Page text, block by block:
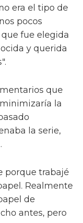
era el tipo de
pocos
fue elegida
y querida
que
la
la serie,
porque trabajé
Realmente
de
antes, pero